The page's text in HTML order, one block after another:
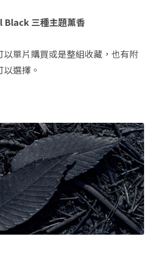
Black 三種主題薰香
以單片購買或是整組收藏，也有附
選擇。